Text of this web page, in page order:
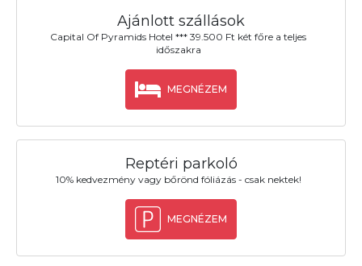
Ajánlott szállások
Capital Of Pyramids Hotel *** 39.500 Ft két főre a teljes
időszakra
MEGNÉZEM
Reptéri parkoló
10% kedvezmény vagy bőrönd fóliázás - csak nektek!
MEGNÉZEM